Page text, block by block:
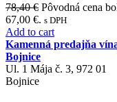
78,40€ Pôvodná cena
67,00 €. s DPH
Add to cart
Kamenná predajňa
Bojnice
Ul. 1 Mája č. 3, 972 01
Bojnice